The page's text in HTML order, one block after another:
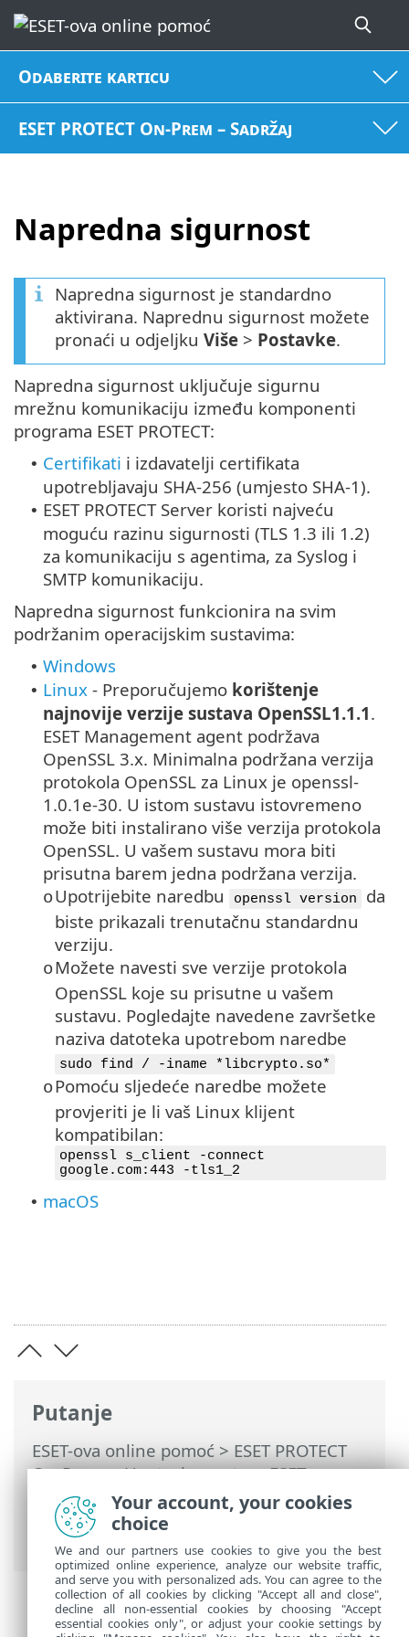
Odaberite karticu
ESET PROTECT On-Prem – Sadržaj
Napredna sigurnost
Putanje
ESET-ova online pomoć > ESET PROTECT
On-Prem>Upotreba sustava ESET
PROTECT On-Prem>ESET PROTECT On-
Prem Glavni izbornik
Više
Napredna sigurnost
Napredna sigurnost je standardno
aktivirana. Naprednu sigurnost možete
pronaći u odjeljku Više > Postavke.
Napredna sigurnost uključuje sigurnu
mrežnu komunikaciju između komponenti
programa ESET PROTECT:
• Certifikati i izdavatelji certifikata
upotrebljavaju SHA-256 (umjesto SHA-1).
• ESET PROTECT Server koristi najveću
moguću razinu sigurnosti (TLS 1.3 ili 1.2)
za komunikaciju s agentima, za Syslog i
SMTP komunikaciju.
Napredna sigurnost funkcionira na svim
podržanim operacijskim sustavima:
• Windows
• Linux - Preporučujemo korištenje
najnovije verzije sustava OpenSSL1.1.1.
ESET Management agent podržava
OpenSSL 3.x. Minimalna podržana verzija
protokola OpenSSL za Linux je openssl-
1.0.1e-30. U istom sustavu istovremeno
može biti instalirano više verzija protokola
OpenSSL. U vašem sustavu mora biti
prisutna barem jedna podržana verzija.
oUpotrijebite naredbu openssl version
da
biste prikazali trenutačnu standardnu
verziju.
oMožete navesti sve verzije protokola
OpenSSL koje su prisutne u vašem
sustavu. Pogledajte navedene završetke
naziva datoteka upotrebom naredbe
sudo find / -iname *libcrypto.so*
oPomoću sljedeće naredbe možete
provjeriti je li vaš Linux klijent
kompatibilan:
openssl s_client -connect
google.com:443 -tls1_2
• macOS
Your account, your cookies
choice
We and our partners use cookies to give you the best
optimized online experience, analyze our website traffic,
and serve you with personalized ads. You can agree to the
collection of all cookies by clicking "Accept all and close",
decline all non-essential cookies by choosing "Accept
essential cookies only", or adjust your cookie settings by